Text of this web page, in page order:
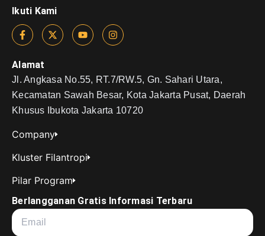
Ikuti Kami
Alamat
Jl. Angkasa No.55, RT.7/RW.5, Gn. Sahari Utara,
Kecamatan Sawah Besar, Kota Jakarta Pusat, Daerah
Khusus Ibukota Jakarta 10720
Company
Kluster Filantropi
Pilar Program
Berlangganan Gratis Informasi Terbaru